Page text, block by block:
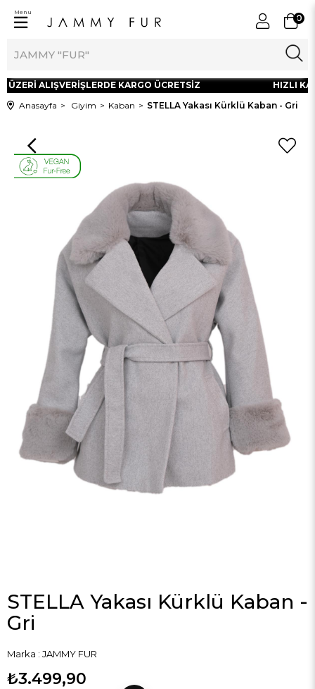
0
Menu
ALIŞVERİŞLERDE KARGO ÜCRETSİZ
HIZLI
Anasayfa
Giyim Kaban STELLA Yakası Kürklü Kaban - Gri
STELLA Yakası Kürklü Kaban -
Gri
Marka : JAMMY FUR
₺3.499,90